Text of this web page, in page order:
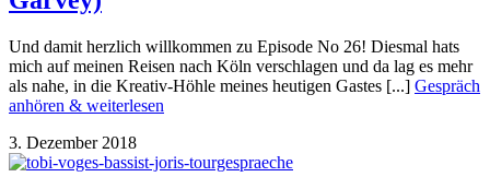
Und damit herzlich willkommen zu Episode No 26! Diesmal hats
mich auf meinen Reisen nach Köln verschlagen und da lag es mehr
als nahe, in die Kreativ-Höhle meines heutigen Gastes [...] Gespräch
anhören & weiterlesen
3. Dezember 2018